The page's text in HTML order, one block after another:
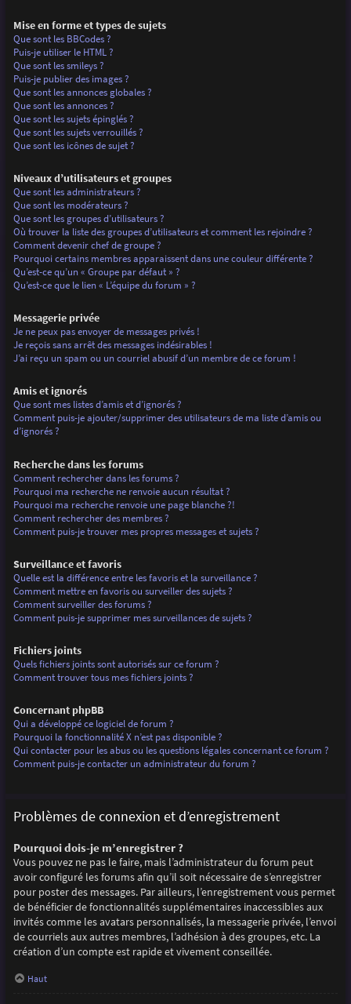
Mise en forme et types de sujets
Que sont les BBCodes ?
Puis-je utiliser le HTML ?
Que sont les smileys ?
Puis-je publier des images ?
Que sont les annonces globales ?
Que sont les annonces ?
Que sont les sujets épinglés ?
Que sont les sujets verrouillés ?
Que sont les icônes de sujet ?
Niveaux d’utilisateurs et groupes
Que sont les administrateurs ?
Que sont les modérateurs ?
Que sont les groupes d’utilisateurs ?
Où trouver la liste des groupes d’utilisateurs et comment les rejoindre ?
Comment devenir chef de groupe ?
Pourquoi certains membres apparaissent dans une couleur différente ?
Qu’est-ce qu’un « Groupe par défaut » ?
Qu’est-ce que le lien « L’équipe du forum » ?
Messagerie privée
Je ne peux pas envoyer de messages privés !
Je reçois sans arrêt des messages indésirables !
J’ai reçu un spam ou un courriel abusif d’un membre de ce forum !
Amis et ignorés
Que sont mes listes d’amis et d’ignorés ?
Comment puis-je ajouter/supprimer des utilisateurs de ma liste d’amis ou
d’ignorés ?
Recherche dans les forums
Comment rechercher dans les forums ?
Pourquoi ma recherche ne renvoie aucun résultat ?
Pourquoi ma recherche renvoie une page blanche ?!
Comment rechercher des membres ?
Comment puis-je trouver mes propres messages et sujets ?
Surveillance et favoris
Quelle est la différence entre les favoris et la surveillance ?
Comment mettre en favoris ou surveiller des sujets ?
Comment surveiller des forums ?
Comment puis-je supprimer mes surveillances de sujets ?
Fichiers joints
Quels fichiers joints sont autorisés sur ce forum ?
Comment trouver tous mes fichiers joints ?
Concernant phpBB
Qui a développé ce logiciel de forum ?
Pourquoi la fonctionnalité X n’est pas disponible ?
Qui contacter pour les abus ou les questions légales concernant ce forum ?
Comment puis-je contacter un administrateur du forum ?
Problèmes de connexion et d’enregistrement
Pourquoi dois-je m’enregistrer ?
Vous pouvez ne pas le faire, mais l’administrateur du forum peut
avoir configuré les forums afin qu’il soit nécessaire de s’enregistrer
pour poster des messages. Par ailleurs, l’enregistrement vous permet
de bénéficier de fonctionnalités supplémentaires inaccessibles aux
invités comme les avatars personnalisés, la messagerie privée, l’envoi
de courriels aux autres membres, l’adhésion à des groupes, etc. La
création d’un compte est rapide et vivement conseillée.
Haut